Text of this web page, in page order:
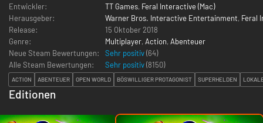
Entwickler:
TT Games, Feral Interactive (Mac)
Herausgeber:
Warner Bros. Interactive Entertainment, Feral
Release:
15 Oktober 2018
Genre:
Multiplayer, Action, Abenteuer
Neue Steam Bewertungen:
Sehr positiv(64)
Alle Steam Bewertungen:
Sehr positiv(8150)
ACTION ABENTEUER OPEN WORLD BÖSWILLIGER PROTAGONIST SUPERHELDEN
Editionen